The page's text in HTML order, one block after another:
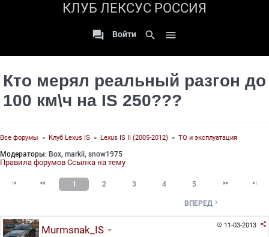
КЛУБ ЛЕКСУС РОССИЯ
 Войти search 
Кто мерял реальный разгон до
100 км\ч на IS 250???
Все форумы » Клуб Lexus IS » Lexus IS II (2005-2012) » ТО и эксплуатация
Модераторы: Box, markii, snow1975
Правила форумов Ссылка на тему
  1 2 3 4 5  
ВПЕРЕД 
11-03-2013 
Murmsnak_IS